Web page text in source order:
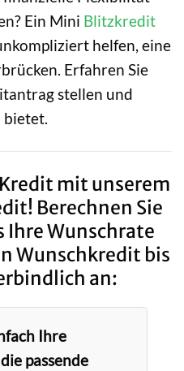
Ein Mini Blitzkredit
helfen, eine
Erfahren Sie
stellen und
bietet.
mit unserem
Berechnen Sie
Ihre Wunschrate
Wunschkredit bis
an:
Ihre
passende